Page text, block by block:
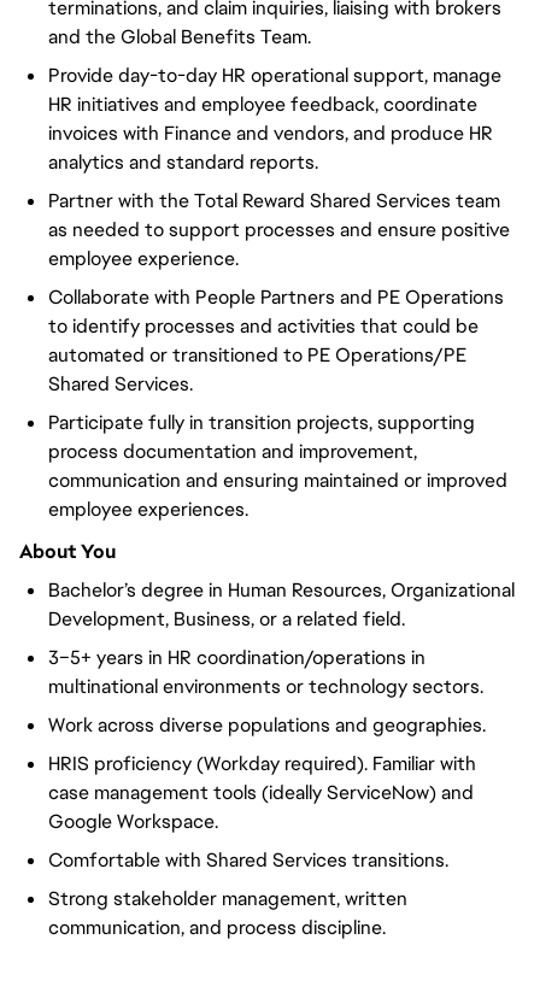
terminations, and claim inquiries, liaising with brokers
and the Global Benefits Team.
Provide day-to-day HR operational support, manage
HR initiatives and employee feedback, coordinate
invoices with Finance and vendors, and produce HR
analytics and standard reports.
Partner with the Total Reward Shared Services team
as needed to support processes and ensure positive
employee experience.
Collaborate with People Partners and PE Operations
to identify processes and activities that could be
automated or transitioned to PE Operations/PE
Shared Services.
Participate fully in transition projects, supporting
process documentation and improvement,
communication and ensuring maintained or improved
employee experiences.
About You
Bachelor’s degree in Human Resources, Organizational
Development, Business, or a related field.
3–5+ years in HR coordination/operations in
multinational environments or technology sectors.
Work across diverse populations and geographies.
HRIS proficiency (Workday required). Familiar with
case management tools (ideally ServiceNow) and
Google Workspace.
Comfortable with Shared Services transitions.
Strong stakeholder management, written
communication, and process discipline.